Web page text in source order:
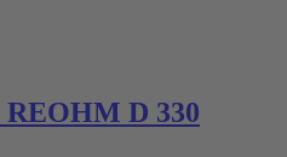
REOHM D 330